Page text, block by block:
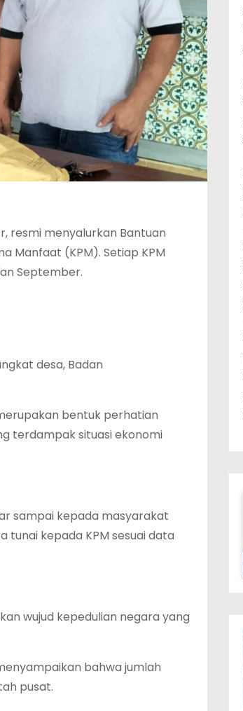
resmi menyalurkan Bantuan
Manfaat (KPM). Setiap KPM
September.
desa, Badan
bentuk perhatian
terdampak situasi ekonomi
sampai kepada masyarakat
tunai kepada KPM sesuai data
wujud kepedulian negara yang
bahwa jumlah
pusat.